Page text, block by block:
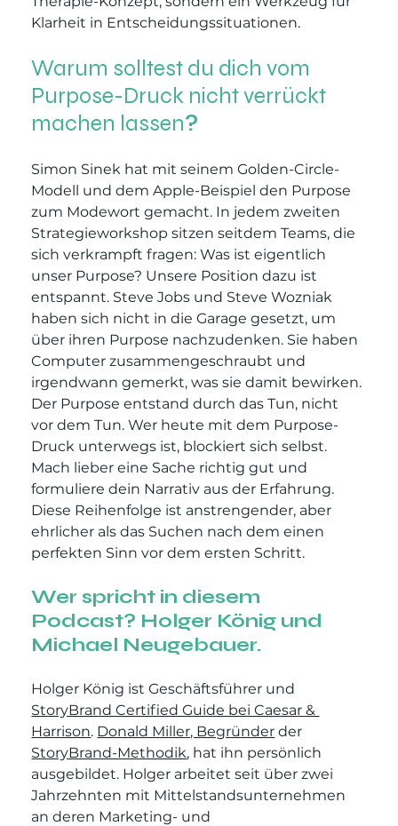
Klarheit in Entscheidungssituationen.
Warum solltest du dich vom
Purpose-Druck nicht verrückt
machen lassen?
Simon Sinek hat mit seinem Golden-Circle-
Modell und dem Apple-Beispiel den Purpose
zum Modewort gemacht. In jedem zweiten
Strategieworkshop sitzen seitdem Teams, die
sich verkrampft fragen: Was ist eigentlich
unser Purpose? Unsere Position dazu ist
entspannt. Steve Jobs und Steve Wozniak
haben sich nicht in die Garage gesetzt, um
über ihren Purpose nachzudenken. Sie haben
Computer zusammengeschraubt und
irgendwann gemerkt, was sie damit bewirken.
Der Purpose entstand durch das Tun, nicht
vor dem Tun. Wer heute mit dem Purpose-
Druck unterwegs ist, blockiert sich selbst.
Mach lieber eine Sache richtig gut und
formuliere dein Narrativ aus der Erfahrung.
Diese Reihenfolge ist anstrengender, aber
ehrlicher als das Suchen nach dem einen
perfekten Sinn vor dem ersten Schritt.
Wer spricht in diesem
Podcast? Holger König und
Michael Neugebauer.
Holger König ist Geschäftsführer und
StoryBrand Certified Guide bei Caesar &
Harrison. Donald Miller, Begründer der
StoryBrand-Methodik, hat ihn persönlich
ausgebildet. Holger arbeitet seit über zwei
Jahrzehnten mit Mittelstandsunternehmen
an deren Marketing- und